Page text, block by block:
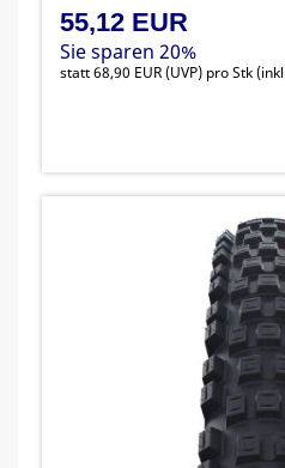
55,12 EUR
Sie sparen 20%
statt68,90 EUR(UVP) pro Stk